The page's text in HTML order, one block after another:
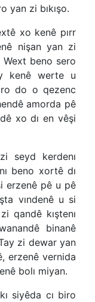
yan zi bıkışo.
xo kenê pırr
nişan yan zi
beno sero
kenê werte u
do o qezenc
amorda pê
xo dı en vêşi
seyd kerdenı
beno xortê dı
erzenê pê u pê
vındenê u si
qandê kıştenı
binanê
zi dewar yan
erzenê vernida
bolı miyan.
siyêda cı biro